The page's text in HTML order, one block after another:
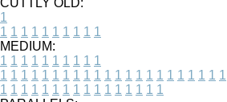
1
1 1 1 1 1 1 1 1 1 1
MEDIUM:
1 1 1 1 1 1 1 1 1 1
1 1 1 1 1 1 1 1 1 1 1 1 1 1 1 1 1 1 1 1 1 1
1 1 1 1 1 1 1 1 1 1 1 1 1 1 1 1